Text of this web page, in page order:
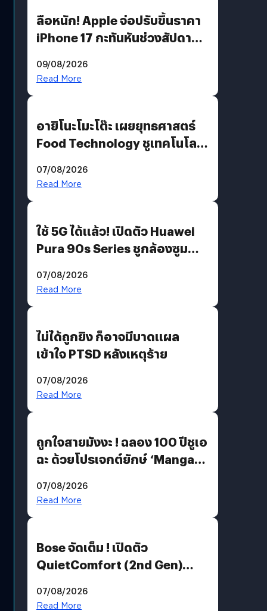
ลือหนัก! Apple จ่อปรับขึ้นราคา
iPhone 17 กะทันหันช่วงสัปดาห์ที่
09/08/2026
Read More
อายิโนะโมะโต๊ะ เผยยุทธศาสตร์
Food Technology ชูเทคโนโลยี
บริโภคและ B2B
07/08/2026
Read More
ใช้ 5G ได้แล้ว! เปิดตัว Huawei
Pura 90s Series ชูกล้องซูม
07/08/2026
Read More
ไม่ได้ถูกยิง ก็อาจมีบาดแผล
เข้าใจ PTSD หลังเหตุร้าย
07/08/2026
Read More
ถูกใจสายมังงะ ! ฉลอง 100 ปีชูเอ
ฉะ ด้วยโปรเจกต์ยักษ์ ‘Manga
มีภาษาไทยด้วย
07/08/2026
Read More
Bose จัดเต็ม ! เปิดตัว
QuietComfort (2nd Gen)
07/08/2026
Read More